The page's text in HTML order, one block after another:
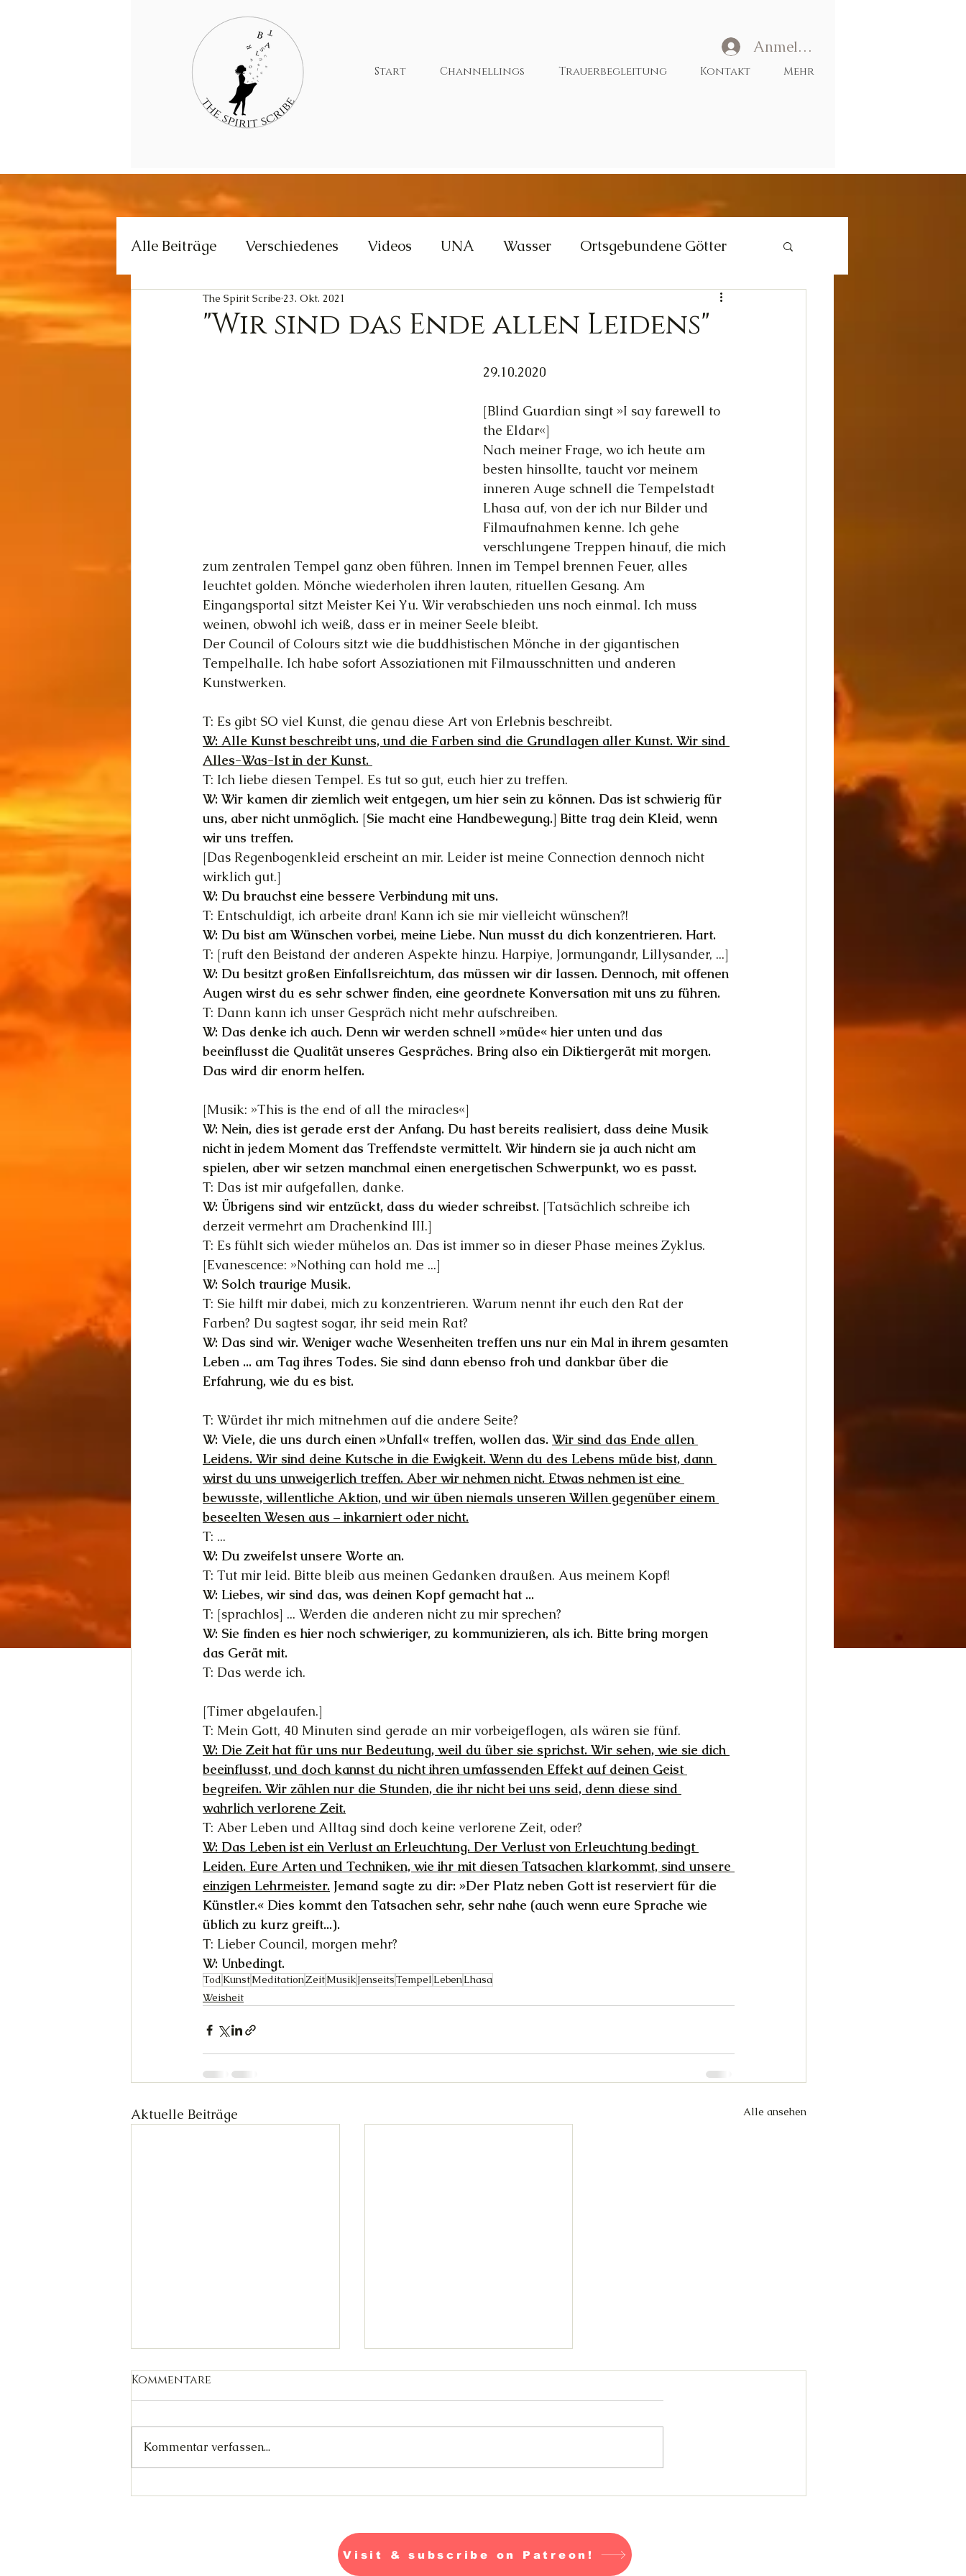
Anmelden
Start Channellings Trauerbegleitung Kontakt Mehr
Alle Beiträge Verschiedenes Videos UNA Wasser Ortsgebundene Götter
Kommunikation Kreativität
Ortsgebundene Götter
Frau & Familie
"Wir sind das Ende allen Leidens"
The Spirit Scribe 23. Okt. 2021
29.10.2020
[Blind Guardian singt »I say farewell to
the Eldar«]
Nach meiner Frage, wo ich heute am
besten hinsollte, taucht vor meinem
inneren Auge schnell die Tempelstadt
Lhasa auf, von der ich nur Bilder und
Filmaufnahmen kenne. Ich gehe
verschlungene Treppen hinauf, die mich
zum zentralen Tempel ganz oben führen. Innen im Tempel brennen Feuer, alles
leuchtet golden. Mönche wiederholen ihren lauten, rituellen Gesang. Am
Eingangsportal sitzt Meister Kei Yu. Wir verabschieden uns noch einmal. Ich muss
weinen, obwohl ich weiß, dass er in meiner Seele bleibt.
Der Council of Colours sitzt wie die buddhistischen Mönche in der gigantischen
Tempelhalle. Ich habe sofort Assoziationen mit Filmausschnitten und anderen
Kunstwerken.
T: Es gibt SO viel Kunst, die genau diese Art von Erlebnis beschreibt.
W: Alle Kunst beschreibt uns, und die Farben sind die Grundlagen aller Kunst. Wir sind
Alles-Was-Ist in der Kunst.
T: Ich liebe diesen Tempel. Es tut so gut, euch hier zu treffen.
W: Wir kamen dir ziemlich weit entgegen, um hier sein zu können. Das ist schwierig für
uns, aber nicht unmöglich. [Sie macht eine Handbewegung.] Bitte trag dein Kleid, wenn
wir uns treffen.
[Das Regenbogenkleid erscheint an mir. Leider ist meine Connection dennoch nicht
wirklich gut.]
W: Du brauchst eine bessere Verbindung mit uns.
T: Entschuldigt, ich arbeite dran! Kann ich sie mir vielleicht wünschen?!
W: Du bist am Wünschen vorbei, meine Liebe. Nun musst du dich konzentrieren. Hart.
T: [ruft den Beistand der anderen Aspekte hinzu. Harpiye, Jormungandr, Lillysander, ...]
W: Du besitzt großen Einfallsreichtum, das müssen wir dir lassen. Dennoch, mit offenen
Augen wirst du es sehr schwer finden, eine geordnete Konversation mit uns zu führen.
T: Dann kann ich unser Gespräch nicht mehr aufschreiben.
W: Das denke ich auch. Denn wir werden schnell »müde« hier unten und das
beeinflusst die Qualität unseres Gespräches. Bring also ein Diktiergerät mit morgen.
Das wird dir enorm helfen.
[Musik: »This is the end of all the miracles«]
W: Nein, dies ist gerade erst der Anfang. Du hast bereits realisiert, dass deine Musik
nicht in jedem Moment das Treffendste vermittelt. Wir hindern sie ja auch nicht am
spielen, aber wir setzen manchmal einen energetischen Schwerpunkt, wo es passt.
T: Das ist mir aufgefallen, danke.
W: Übrigens sind wir entzückt, dass du wieder schreibst. [Tatsächlich schreibe ich
derzeit vermehrt am Drachenkind III.]
T: Es fühlt sich wieder mühelos an. Das ist immer so in dieser Phase meines Zyklus.
[Evanescence: »Nothing can hold me ...]
W: Solch traurige Musik.
T: Sie hilft mir dabei, mich zu konzentrieren. Warum nennt ihr euch den Rat der
Farben? Du sagtest sogar, ihr seid mein Rat?
W: Das sind wir. Weniger wache Wesenheiten treffen uns nur ein Mal in ihrem gesamten
Leben ... am Tag ihres Todes. Sie sind dann ebenso froh und dankbar über die
Erfahrung, wie du es bist.
T: Würdet ihr mich mitnehmen auf die andere Seite?
W: Viele, die uns durch einen »Unfall« treffen, wollen das. Wir sind das Ende allen
Leidens. Wir sind deine Kutsche in die Ewigkeit. Wenn du des Lebens müde bist, dann
wirst du uns unweigerlich treffen. Aber wir nehmen nicht. Etwas nehmen ist eine
bewusste, willentliche Aktion, und wir üben niemals unseren Willen gegenüber einem
beseelten Wesen aus – inkarniert oder nicht.
T: ...
W: Du zweifelst unsere Worte an.
T: Tut mir leid. Bitte bleib aus meinen Gedanken draußen. Aus meinem Kopf!
W: Liebes, wir sind das, was deinen Kopf gemacht hat ...
T: [sprachlos] ... Werden die anderen nicht zu mir sprechen?
W: Sie finden es hier noch schwieriger, zu kommunizieren, als ich. Bitte bring morgen
das Gerät mit.
T: Das werde ich.
[Timer abgelaufen.]
T: Mein Gott, 40 Minuten sind gerade an mir vorbeigeflogen, als wären sie fünf.
W: Die Zeit hat für uns nur Bedeutung, weil du über sie sprichst. Wir sehen, wie sie dich
beeinflusst, und doch kannst du nicht ihren umfassenden Effekt auf deinen Geist
begreifen. Wir zählen nur die Stunden, die ihr nicht bei uns seid, denn diese sind
wahrlich verlorene Zeit.
T: Aber Leben und Alltag sind doch keine verlorene Zeit, oder?
W: Das Leben ist ein Verlust an Erleuchtung. Der Verlust von Erleuchtung bedingt
Leiden. Eure Arten und Techniken, wie ihr mit diesen Tatsachen klarkommt, sind unsere
einzigen Lehrmeister. Jemand sagte zu dir: »Der Platz neben Gott ist reserviert für die
Künstler.« Dies kommt den Tatsachen sehr, sehr nahe (auch wenn eure Sprache wie
üblich zu kurz greift...).
T: Lieber Council, morgen mehr?
W: Unbedingt.
Tod KunstMeditationZeitMusikJenseitsTempel LebenLhasa
Weisheit
Aktuelle Beiträge Alle ansehen
Der Rat verabschiedet
Die anderen
Kommentare
Kommentar verfassen...
Visit & subscribe on Patreon!